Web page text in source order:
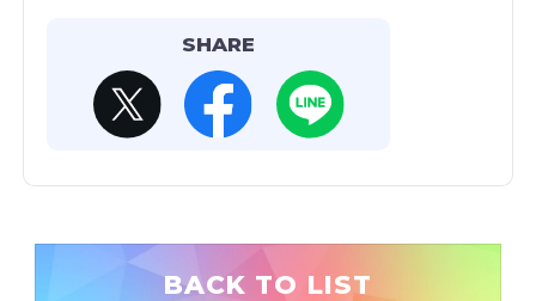
SHARE
BACK TO LIST